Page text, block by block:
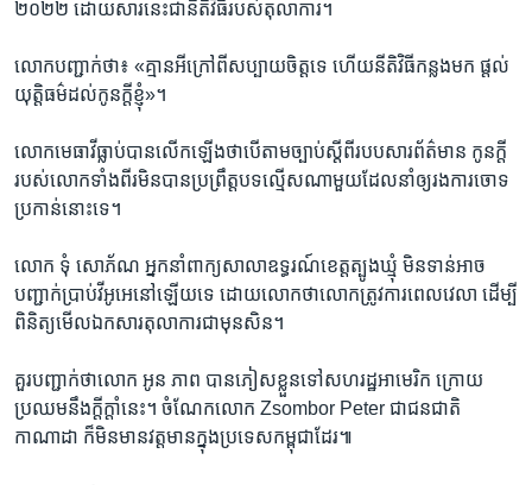
២០២២ ដោយ​សារ​នេះ​ជា​នីតិវិធី​របស់​តុលាការ។
លោក​បញ្ជាក់​ថា៖ «គ្មាន​អី​ក្រៅ​ពី​សប្បាយ​ចិត្ត​ទេ ហើយ​នីតិវិធី​កន្លង​មក ផ្តល់​
យុត្តិធម៌​ដល់​កូន​ក្តី​ខ្ញុំ»។
លោក​មេធាវី​ធ្លាប់​បាន​លើក​ឡើង​ថាបើ​តាម​ច្បាប់​ស្តីពី​របប​សារ​ព័ត៌​មាន​ កូន​ក្តី​
របស់​លោក​ទាំង​ពីរ​មិន​បាន​ប្រព្រឹត្ត​បទ​ល្មើស​ណា​មួយ​ដែល​នាំ​ឲ្យ​រង​ការ​ចោទ​
ប្រកាន់​នោះ​ទេ។
លោក ទុំ សោភ័ណ អ្នកនាំពាក្យ​សាលា​ឧទ្ធរណ៍​ខេត្ត​ត្បូង​ឃ្មុំ មិន​ទាន់​អាច​
បញ្ជាក់​ប្រាប់​វីអូអេ​នៅ​ឡើយ​ទេ ដោយ​លោក​ថា​លោក​ត្រូវ​ការ​ពេល​វេលា ដើម្បី​
ពិនិត្យ​មើល​ឯកសារ​តុលាការ​ជា​មុន​សិន។
គួរ​បញ្ជាក់​ថា​លោក ​អូន ភាព បាន​ភៀស​ខ្លួន​ទៅសហរដ្ឋ​អាមេរិក ក្រោយ​
ប្រឈម​នឹង​ក្តីក្តាំ​នេះ។ ចំណែក​លោក Zsombor Peter ជា​ជន​ជាតិ​
កាណាដា ក៏​មិន​មាន​វត្តមាន​ក្នុង​ប្រទេស​កម្ពុជា​ដែរ៕